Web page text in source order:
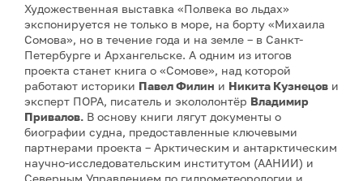
Художественная выставка «Полвека во льдах»
экспонируется не только в море, на борту «Михаила
Сомова», но в течение года и на земле – в Санкт-
Петербурге и Архангельске. А одним из итогов
проекта станет книга о «Сомове», над которой
работают историки Павел Филин и Никита Кузнецов и
эксперт ПОРА, писатель и экололонтёр Владимир
Привалов. В основу книги лягут документы о
биографии судна, предоставленные ключевыми
партнерами проекта – Арктическим и антарктическим
научно‑исследовательским институтом (ААНИИ) и
Северным Управлением по гидрометеорологии и